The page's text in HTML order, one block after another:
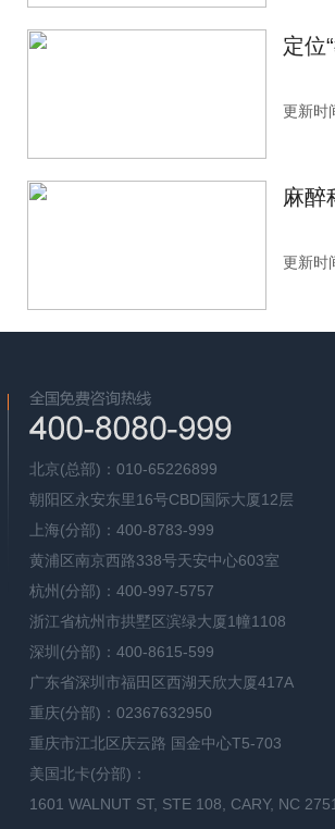
定位
更新时
麻醉
更新时
北京(总部)：010-65226899
朝阳区永安东里16号CBD国际大厦12层
上海(分部)：400-8783-999
黄浦区南京西路338号天安中心603室
杭州(分部)：400-997-5757
浙江省杭州市拱墅区滨绿大厦1幢1108
深圳(分部)：400-8615-599
广东省深圳市福田区西湖天欣大厦417A
重庆(分部)：02367632950
重庆市江北区庆云路 国金中心T5-703
美国北卡(分部)：
1601 WALNUT ST, STE 108, CARY, NC